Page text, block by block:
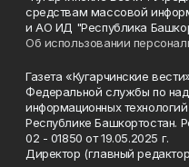
средствам массовой
и АО ИД "Республика
Об использовании
Газета «Кугарчинские
Федеральной службы по
информационных
Республике Башкортостан.
02 - 01850 от 19.05.2025 г.
Директор (главный